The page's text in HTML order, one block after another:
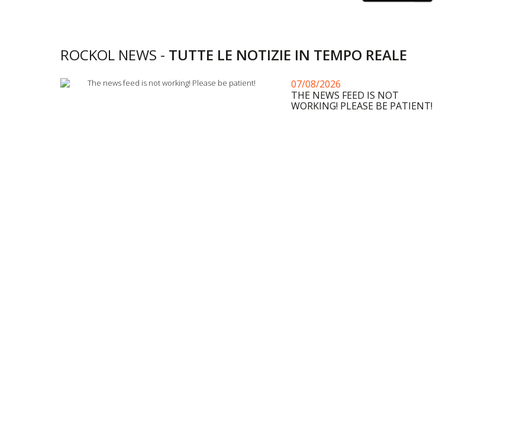
ROCKOL NEWS - TUTTE LE NOTIZIE IN TEMPO REALE
07/08/2026
THE NEWS FEED IS NOT
WORKING! PLEASE BE PATIENT!